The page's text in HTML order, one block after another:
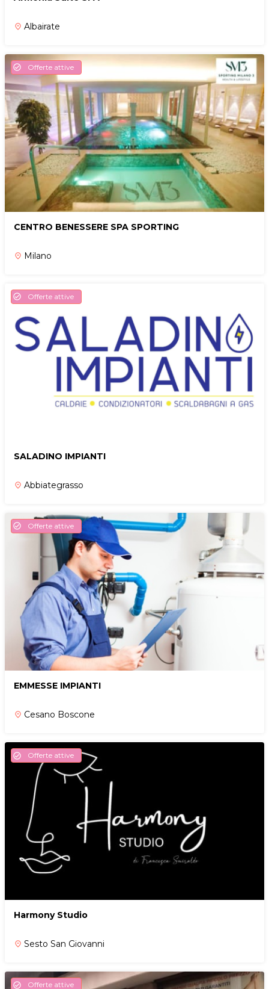
place Albairate
check_circle Offerte attive
CENTRO BENESSERE SPA SPORTING
place Milano
check_circle Offerte attive
SALADINO IMPIANTI
place Abbiategrasso
check_circle Offerte attive
EMMESSE IMPIANTI
place Cesano Boscone
check_circle Offerte attive
Harmony Studio
place Sesto San Giovanni
check_circle Offerte attive